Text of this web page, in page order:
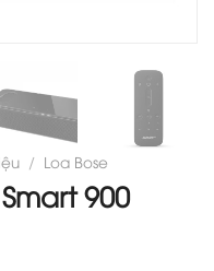
/ Loa Bose
900